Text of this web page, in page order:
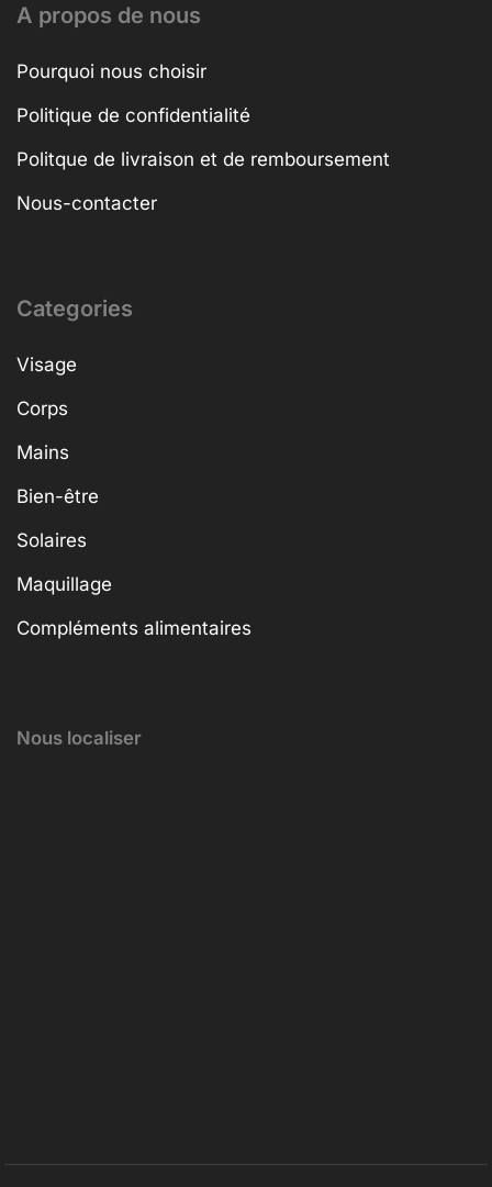
A propos de nous
Pourquoi nous choisir
Politique de confidentialité
Politque de livraison et de remboursement
Nous-contacter
Categories
Visage
Corps
Mains
Bien-être
Solaires
Maquillage
Compléments alimentaires
Nous localiser